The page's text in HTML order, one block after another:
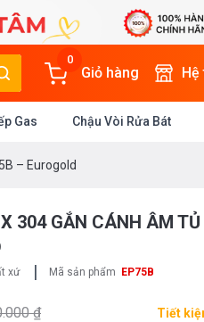
0
Giỏ hàng
Gas Chậu Vòi Rửa Bát
– Eurogold
304 GẮN CÁNH ÂM TỦ
xứ | Mã sản phẩm EP75B
₫ Tiết